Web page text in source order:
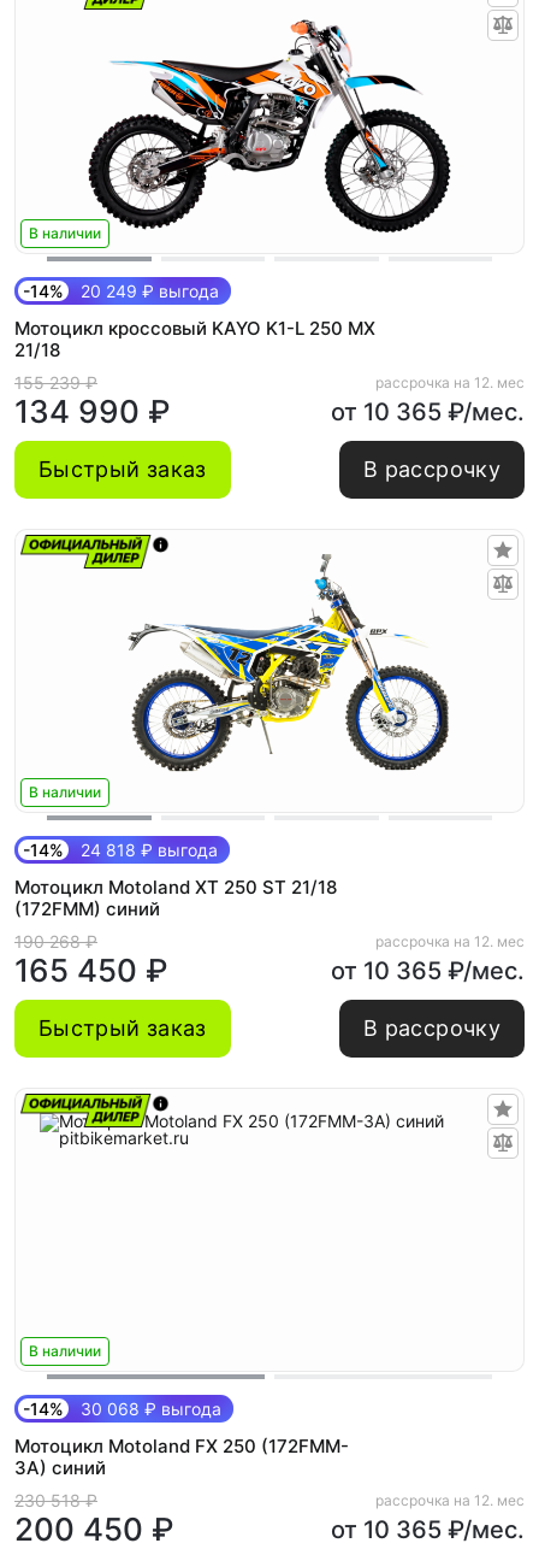
В наличии
-14% 20 249 ₽ выгода
Мотоцикл кроссовый KAYO K1-L 250 MX
21/18
155 239 ₽
134 990 ₽
рассрочка на 12. мес
от 10 365 ₽/мес.
Быстрый заказ В рассрочку
В наличии
-14% 24 818 ₽ выгода
Мотоцикл Motoland XT 250 ST 21/18
(172FMM) синий
190 268 ₽
165 450 ₽
рассрочка на 12. мес
от 10 365 ₽/мес.
Быстрый заказ В рассрочку
В наличии
-14% 30 068 ₽ выгода
Мотоцикл Motoland FX 250 (172FMM-
3A) синий
230 518 ₽
200 450 ₽
рассрочка на 12. мес
от 10 365 ₽/мес.